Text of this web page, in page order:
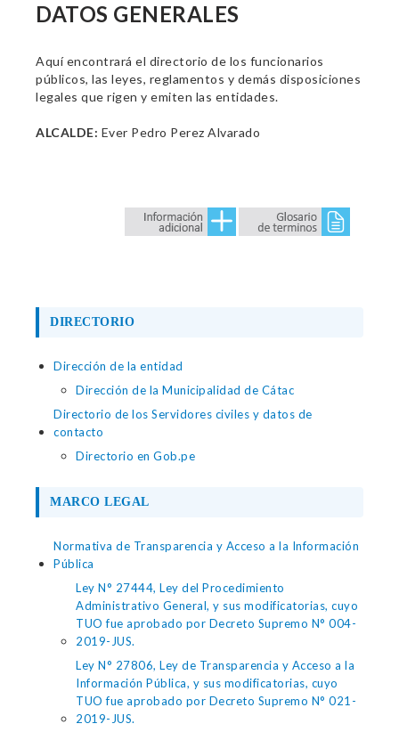
DATOS GENERALES
Aquí encontrará el directorio de los funcionarios
públicos, las leyes, reglamentos y demás disposiciones
legales que rigen y emiten las entidades.
ALCALDE: Ever Pedro Perez Alvarado
DIRECTORIO
Dirección de la entidad
Dirección de la Municipalidad de Cátac
Directorio de los Servidores civiles y datos de
contacto
Directorio en Gob.pe
MARCO LEGAL
Normativa de Transparencia y Acceso a la Información
Pública
Ley N° 27444, Ley del Procedimiento
Administrativo General, y sus modificatorias, cuyo
TUO fue aprobado por Decreto Supremo N° 004-
2019-JUS.
Ley N° 27806, Ley de Transparencia y Acceso a la
Información Pública, y sus modificatorias, cuyo
TUO fue aprobado por Decreto Supremo N° 021-
2019-JUS.